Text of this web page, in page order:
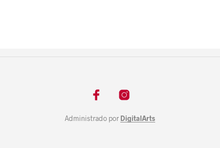
Administrado por DigitalArts